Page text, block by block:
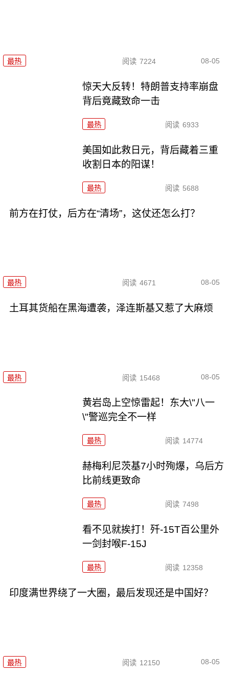
最热 阅读 7224 08-05
惊天大反转！特朗普支持率崩盘
背后竟藏致命一击
最热 阅读 6933
美国如此救日元，背后藏着三重
收割日本的阳谋！
最热 阅读 5688
前方在打仗，后方在“清场”，这仗还怎么打？
最热 阅读 4671 08-05
土耳其货船在黑海遭袭，泽连斯基又惹了大麻烦
最热 阅读 15468 08-05
黄岩岛上空惊雷起！东大\"八一
\"警巡完全不一样
最热 阅读 14774
赫梅利尼茨基7小时殉爆，乌后方
比前线更致命
最热 阅读 7498
看不见就挨打！歼-15T百公里外
一剑封喉F-15J
最热 阅读 12358
印度满世界绕了一大圈，最后发现还是中国好？
最热 阅读 12150 08-05